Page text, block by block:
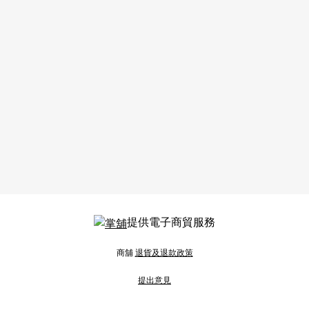
提供電子商貿服務
商舖退貨及退款政策
提出意見